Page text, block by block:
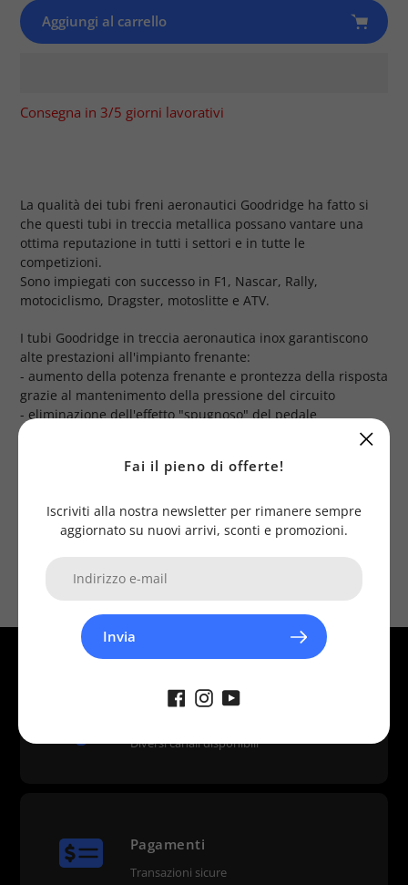
Aggiungi al carrello
Consegna in 3/5 giorni lavorativi
tuo
carrello
La qualità dei tubi freni aeronautici Goodridge ha fatto si
che questi tubi in treccia metallica possano vantare una
ottima reputazione in tutti i settori e in tutte le
competizioni.
Sono impiegati con successo in F1, Nascar, Rally,
motociclismo, Dragster, motoslitte e ATV.
I tubi Goodridge in treccia aeronautica inox garantiscono
alte prestazioni all'impianto frenante:
- aumento della potenza frenante e prontezza della risposta
grazie al mantenimento della pressione del circuito
- eliminazione dell'effetto "spugnoso" del pedale
- elevata resistenza alla dilatazione a pressioni e
- durata costante nel tempo
n.b. la foto è puramente dimostrativa
Diversi canali disponibili
Pagamenti
Transazioni sicure
Fai il pieno di offerte!
Iscriviti alla nostra newsletter per rimanere sempre
aggiornato su nuovi arrivi, sconti e promozioni.
Invia